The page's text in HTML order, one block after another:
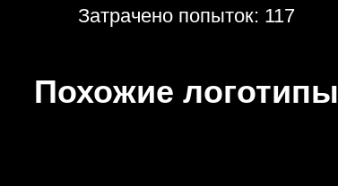
Затрачено попыток: 117
Похожие логотипы